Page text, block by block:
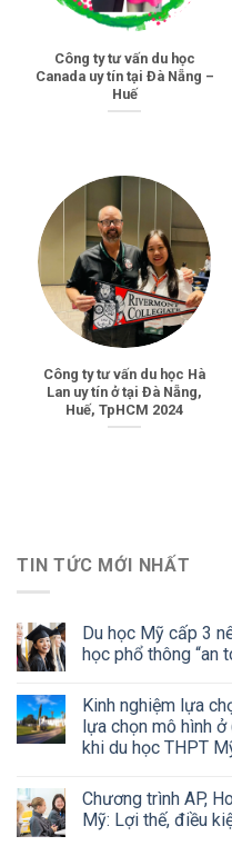
Công ty tư vấn du học
Canada uy tín tại Đà Nẵng –
Huế
Công ty tư vấn du học Hà
Lan uy tín ở tại Đà Nẵng,
Huế, TpHCM 2024
TIN TỨC MỚI NHẤT
Du học Mỹ cấp 3
học phổ thông “an
Kinh nghiệm lựa
lựa chọn mô hình
khi du học THPT
Chương trình AP,
Mỹ: Lợi thế, điều